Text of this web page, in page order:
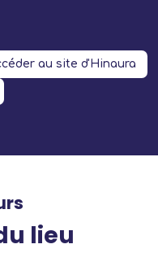
au site d'Hinaura
lieu